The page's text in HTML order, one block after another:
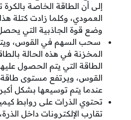
إلى أن الطاقة الخاصة
العمودي، وكلما زادت كتلة
وضع قوة الجاذبية التي
سحب السهم في القوس،
المخزنة في هذه الحالة
الطاقة التي يتم الحصول
القوس، ويرتفع مستوى طاقة
عندما يتم توسيعها بشكل
تحتوي الذرات على روابط
تقارب الإلكترونات داخل